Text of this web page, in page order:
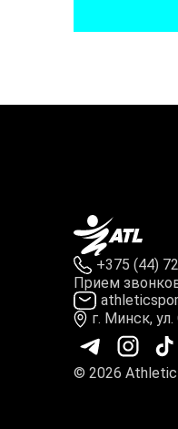
+375 (44)
Прием
г. Минск,
© 2026